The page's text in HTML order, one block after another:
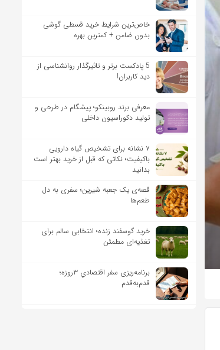
خاص‌ترین شرایط خرید قسطی گوشی
بدون ضامن + کمترین بهره
5 پادکست برتر و تاثیرگذار روانشناسی از
دید کاربران!
معرفی برند روبینکو؛ پیشگام در طرحی و
تولید دکوراسیون داخلی
۷ نشانه برای تشخیص گیاه دارویی
باکیفیت؛ نکاتی که قبل از خرید بهتر است
بدانید
قصه‌ی یک جعبه شیرین؛ سفری به دل
طعم‌ها
خرید گوسفند زنده؛ انتخابی سالم برای
تغذیه‌ای مطمئن
برنامه‌ریزی سفر اقتصادیِ ۳روزه؛
قدم‌به‌قدم